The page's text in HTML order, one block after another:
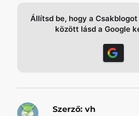
Állítsd be, hogy a
között lásd a Google
Szerző: vh